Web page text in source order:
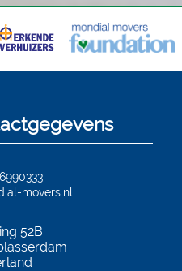
movers.nl
52B